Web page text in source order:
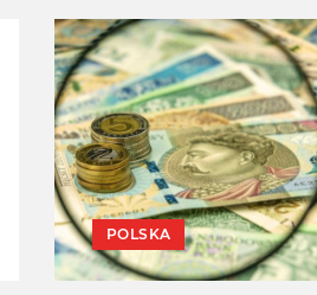
POLSKA